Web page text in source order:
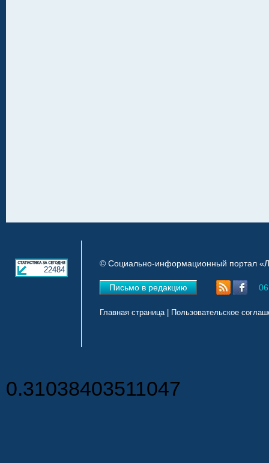
22484
© Социально-информационный портал
Письмо в редакцию
Главная страница| Пользовательское
0.31038403511047